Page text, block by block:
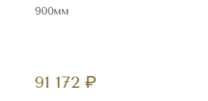
900мм
91 172 ₽